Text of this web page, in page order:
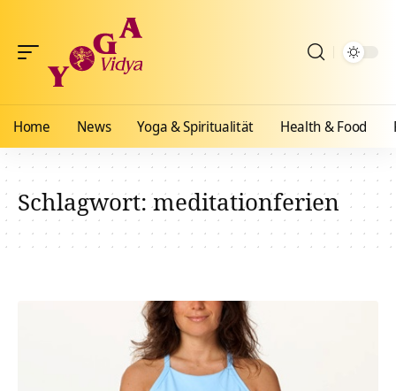
Home News Yoga & Spiritualität Health & Food
Schlagwort:meditationferien